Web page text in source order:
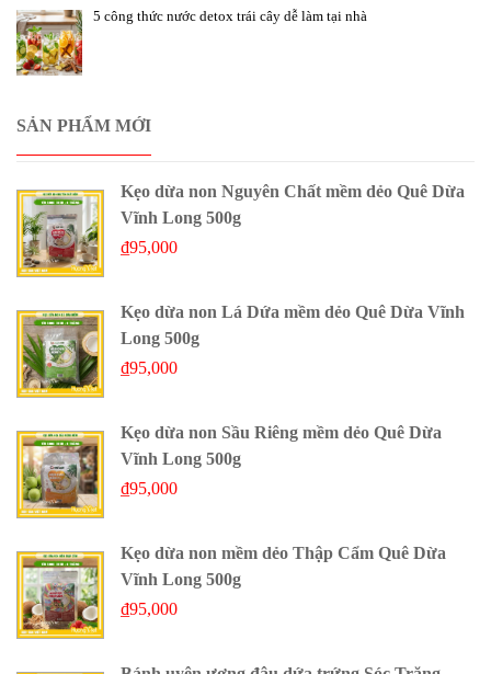
5 công thức nước detox trái cây dễ làm tại nhà
SẢN PHẨM MỚI
Kẹo dừa non Nguyên Chất mềm dẻo Quê Dừa
Vĩnh Long 500g
₫95,000
Kẹo dừa non Lá Dứa mềm dẻo Quê Dừa Vĩnh
Long 500g
₫95,000
Kẹo dừa non Sầu Riêng mềm dẻo Quê Dừa
Vĩnh Long 500g
₫95,000
Kẹo dừa non mềm dẻo Thập Cẩm Quê Dừa
Vĩnh Long 500g
₫95,000